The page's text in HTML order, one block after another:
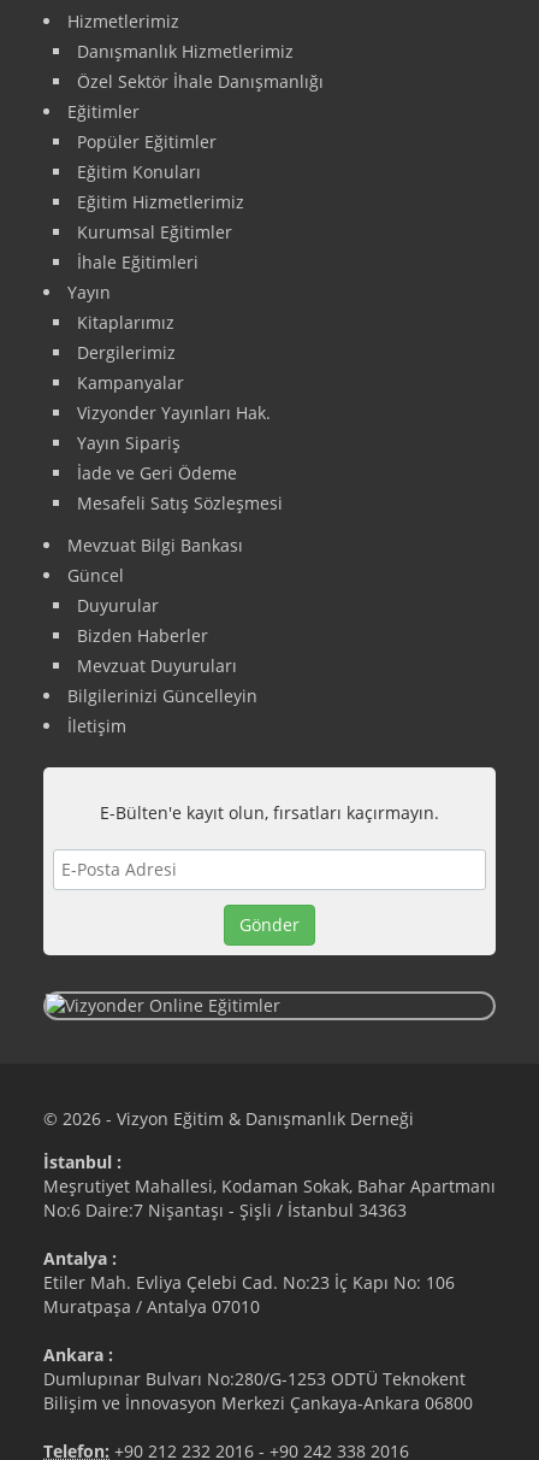
Hizmetlerimiz
Danışmanlık Hizmetlerimiz
Özel Sektör İhale Danışmanlığı
Eğitimler
Popüler Eğitimler
Eğitim Konuları
Eğitim Hizmetlerimiz
Kurumsal Eğitimler
İhale Eğitimleri
Yayın
Kitaplarımız
Dergilerimiz
Kampanyalar
Vizyonder Yayınları Hak.
Yayın Sipariş
İade ve Geri Ödeme
Mesafeli Satış Sözleşmesi
Mevzuat Bilgi Bankası
Güncel
Duyurular
Bizden Haberler
Mevzuat Duyuruları
Bilgilerinizi Güncelleyin
İletişim
E-Bülten'e kayıt olun, fırsatları kaçırmayın.
© 2026 - Vizyon Eğitim & Danışmanlık Derneği
İstanbul :
Meşrutiyet Mahallesi, Kodaman Sokak, Bahar Apartmanı
No:6 Daire:7 Nişantaşı - Şişli / İstanbul 34363
Antalya :
Etiler Mah. Evliya Çelebi Cad. No:23 İç Kapı No: 106
Muratpaşa / Antalya 07010
Ankara :
Dumlupınar Bulvarı No:280/G-1253 ODTÜ Teknokent
Bilişim ve İnnovasyon Merkezi Çankaya-Ankara 06800
Telefon: +90 212 232 2016 - +90 242 338 2016